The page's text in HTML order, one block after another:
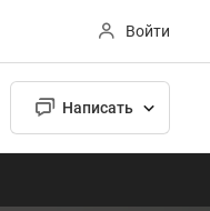
Войти
Написать